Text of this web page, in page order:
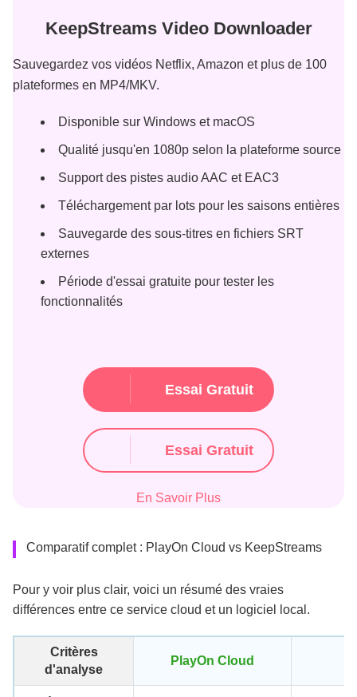
KeepStreams Video Downloader
Sauvegardez vos vidéos Netflix, Amazon et plus de 100
plateformes en MP4/MKV.
Disponible sur Windows et macOS
Qualité jusqu'en 1080p selon la plateforme source
Support des pistes audio AAC et EAC3
Téléchargement par lots pour les saisons entières
Sauvegarde des sous-titres en fichiers SRT
externes
Période d'essai gratuite pour tester les
fonctionnalités
Essai Gratuit
Essai Gratuit
En Savoir Plus
Comparatif complet : PlayOn Cloud vs KeepStreams
Pour y voir plus clair, voici un résumé des vraies
différences entre ce service cloud et un logiciel local.
Critères
d'analyse
PlayOn Cloud